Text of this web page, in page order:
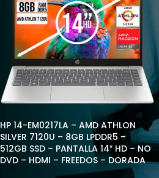
HP 14-EM0217LA – AMD ATHLON
SILVER 7120U – 8GB LPDDR5 –
512GB SSD – PANTALLA 14″ HD – NO
DVD – HDMI – FREEDOS – DORADA